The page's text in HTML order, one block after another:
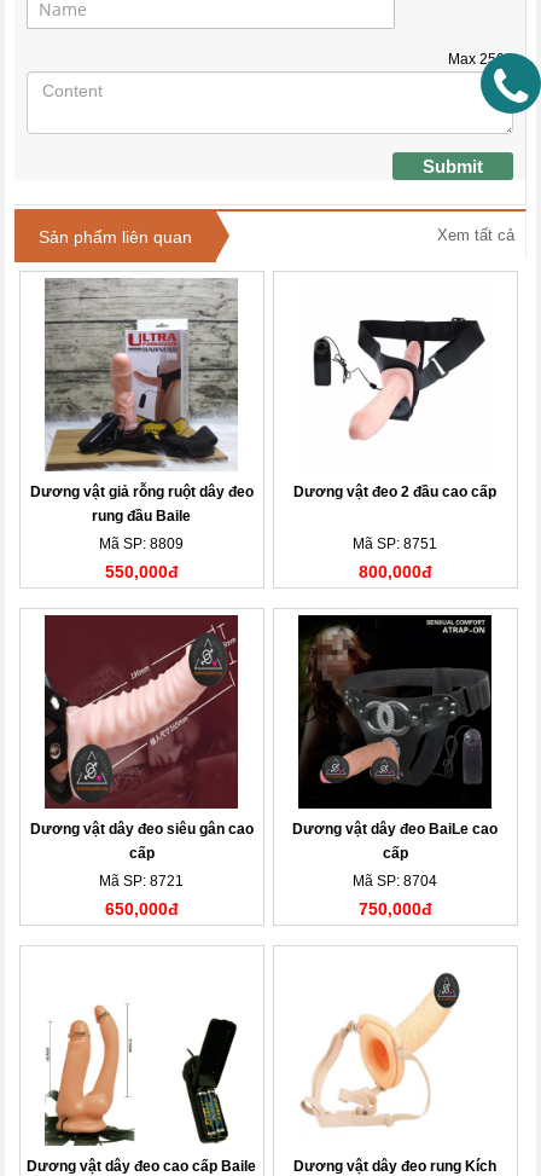
Max 2500
Submit
Sản phẩm liên quan Xem tất cả
Dương vật giả rỗng ruột dây đeo
rung đầu Baile
Mã SP: 8809
550,000đ
Dương vật đeo 2 đầu cao cấp
Mã SP: 8751
800,000đ
Dương vật dây đeo siêu gân cao
cấp
Mã SP: 8721
650,000đ
Dương vật dây đeo BaiLe cao
cấp
Mã SP: 8704
750,000đ
Dương vật dây đeo cao cấp Baile
Dương vật dây đeo rung Kích